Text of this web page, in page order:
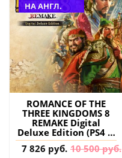
НА АНГЛ.
ROMANCE OF THE
THREE KINGDOMS 8
REMAKE Digital
Deluxe Edition (PS4 &
PS5) (Турция) купить
игру на аккаунт
7 826 руб. 10 500 руб.